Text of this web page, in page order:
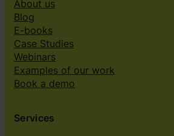
About us
Blog
E-books
Case Studies
Webinars
Examples of our work
Book a demo
Services